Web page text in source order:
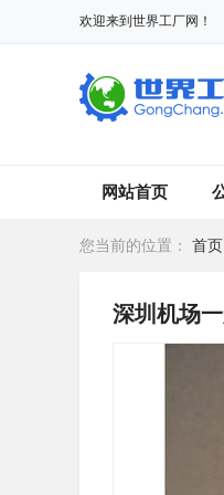
欢迎来到世界工厂网！
网站首页
您当前的位置： 首页
深圳机场